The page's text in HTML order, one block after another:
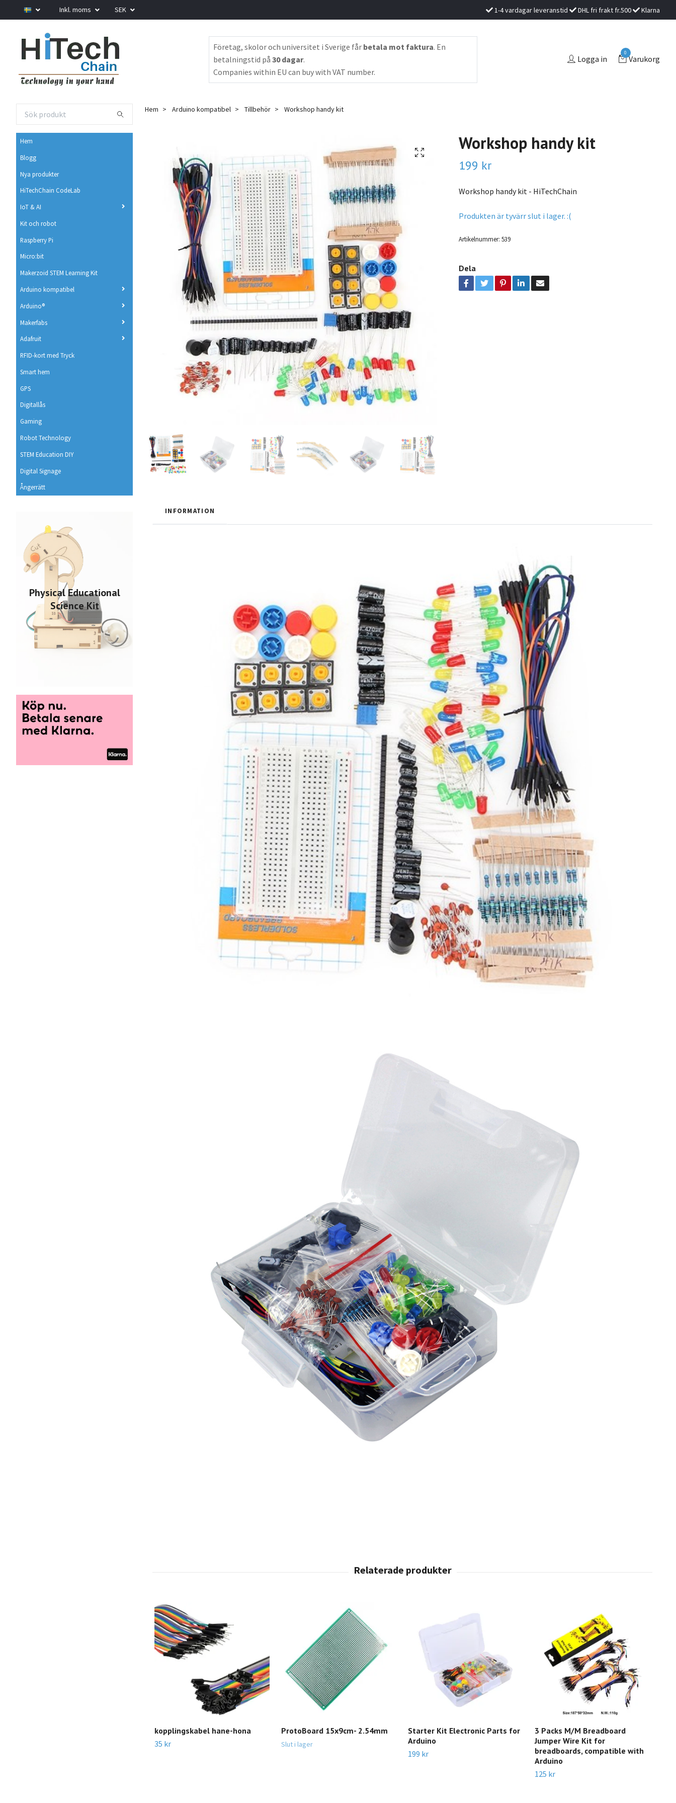
Inkl. moms SEK 1-4 vardagar leveranstid DHL fri frakt fr.500 Klarna
Företag, skolor och universitet i Sverige får betala mot faktura. En
betalningstid på30 dagar.
Companies within EU can buy with VAT number.
Logga in
0
Varukorg
Hem
Blogg
Nya produkter
HiTechChain CodeLab
IoT & AI
Kit och robot
Raspberry Pi
Micro:bit
Makerzoid STEM Learning Kit
Arduino kompatibel
Arduino®
Makerfabs
Adafruit
RFID-kort med Tryck
Smart hem
GPS
Digitallås
Gaming
Robot Technology
STEM Education DIY
Digital Signage
Ångerrätt
Physical Educational
Science Kit
Hem Arduino kompatibel Tillbehör Workshop handy kit
Workshop handy kit
199 kr
Workshop handy kit - HiTechChain
Produkten är tyvärr slut i lager. :(
Artikelnummer: 539
Dela
INFORMATION
kopplingskabel hane-hona
35 kr
ProtoBoard 15x9cm- 2.54mm
Slut i lager
Starter Kit Electronic Parts for
Arduino
199 kr
3 Packs M/M Breadboard
Jumper Wire Kit for
breadboards, compatible with
Arduino
125 kr